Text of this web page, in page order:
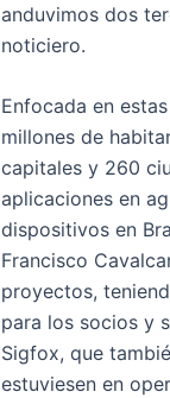
anduvimos dos
noticiero.
Enfocada en
millones de
capitales y 260
aplicaciones en
dispositivos en
Francisco
proyectos,
para los socios y
Sigfox, que
estuviesen en